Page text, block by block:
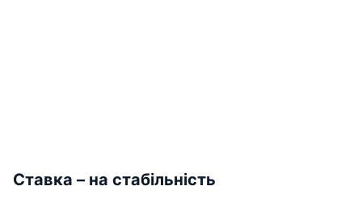
Ставка – на стабільність